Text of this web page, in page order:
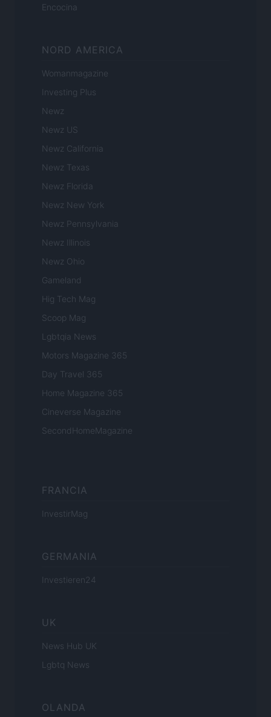
Encocina
NORD AMERICA
Womanmagazine
Investing Plus
Newz
Newz US
Newz California
Newz Texas
Newz Florida
Newz New York
Newz Pennsylvania
Newz Illinois
Newz Ohio
Gameland
Hig Tech Mag
Scoop Mag
Lgbtqia News
Motors Magazine 365
Day Travel 365
Home Magazine 365
Cineverse Magazine
SecondHomeMagazine
FRANCIA
InvestirMag
GERMANIA
Investieren24
UK
News Hub UK
Lgbtq News
OLANDA